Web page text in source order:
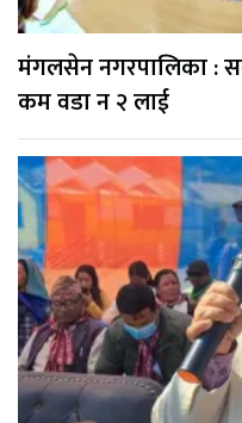
मंगलसेन नगरपालिका :
कम वडा न २ लाई